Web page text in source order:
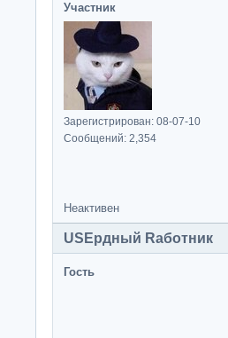
Участник
Зарегистрирован: 08-07-10
Сообщений: 2,354
Неактивен
USEрдный Rаботник
Гость